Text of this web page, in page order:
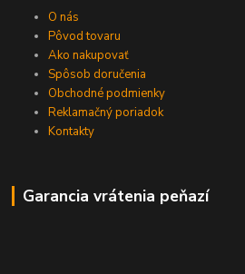
O nás
Pôvod tovaru
Ako nakupovať
Spôsob doručenia
Obchodné podmienky
Reklamačný poriadok
Kontakty
Garancia vrátenia peňazí